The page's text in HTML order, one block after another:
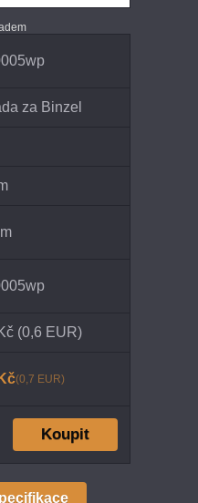
za Binzel
(0,6 EUR)
(0,7 EUR)